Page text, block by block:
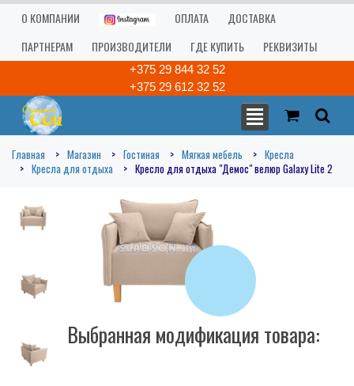
О КОМПАНИИ ОПЛАТА
ДОСТАВКА
ПАРТНЕРАМ
ПРОИЗВОДИТЕЛИ ГДЕ КУПИТЬ РЕКВИЗИТЫ
+375 29 844 32 52
+375 29 612 32 52
Главная Магазин Гостиная Мягкая мебель
Кресла
Кресла для отдыха
Кресло для отдыха "Демос" велюр Galaxy Lite 2
Выбранная модификация товара: